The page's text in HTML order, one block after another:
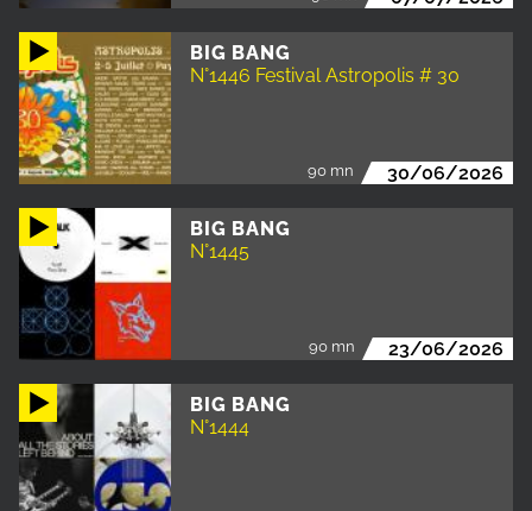
BIG BANG
N°1446 Festival Astropolis # 30
90 mn 30/06/2026
BIG BANG
N°1445
90 mn 23/06/2026
BIG BANG
N°1444